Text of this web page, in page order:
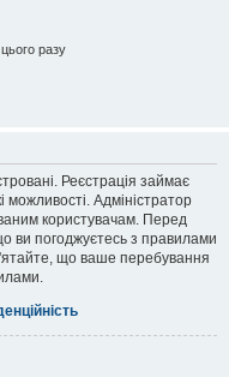
разу
Реєстрація займає
можливості. Адміністратор
користувачам. Перед
ви погоджуєтесь з правилами
що ваше перебування